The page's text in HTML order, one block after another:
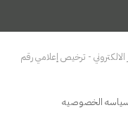
- ترخيص إعلامي رقم
الخصوصيه